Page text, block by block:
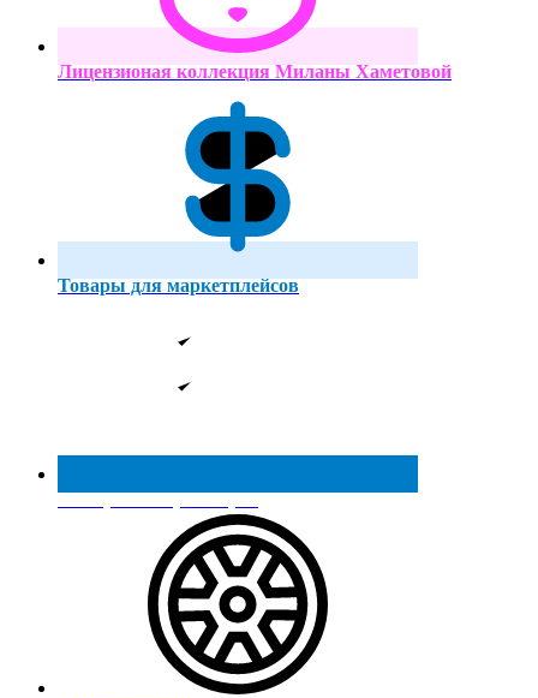
Лицензионая коллекция Миланы Хаметовой
Товары для маркетплейсов
Реестр МинПромТорга